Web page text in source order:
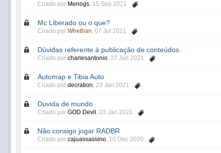
Criado por Menogs, 15 Sep 2021
Mc Liberado ou o que?
Criado por Whethan, 07 Jul 2021
Dúvidas referente à publicação de conteúdos.
Criado por charlesantonio, 27 Jun 2021
Automap e Tibia Auto
Criado por decration, 23 Jan 2021
Duvida de mundo
Criado por GOD Devil , 03 Jan 2021
Não consigo jogar RADBR
Criado por cajuassassino, 10 Dec 2020